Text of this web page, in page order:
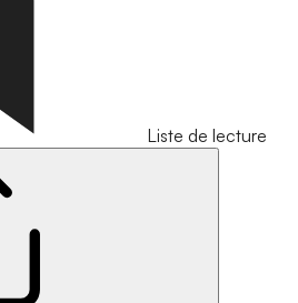
Liste de lecture